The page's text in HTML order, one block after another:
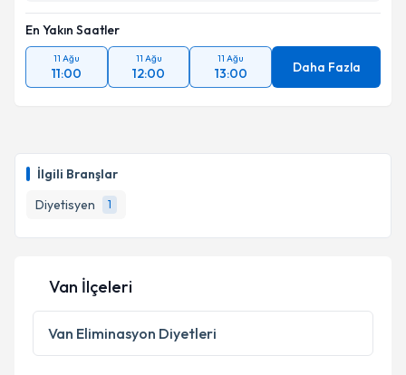
İlgili Branşlar
Diyetisyen
1
En Yakın Saatler
11 Ağu
11:00
11 Ağu
12:00
11 Ağu
13:00 Daha Fazla
Van İlçeleri
Van Eliminasyon Diyetleri